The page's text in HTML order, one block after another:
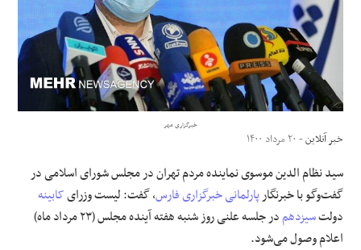
اجتماعی
حوادث
علوم و فن آوری
فرهنگی و هنری
مقالات
خبرگزاری مهر
خبر آنلاین- ۲۰ مرداد ۱۴۰۰
سید نظام الدین موسوی نماینده مردم تهران در مجلس شورای اسلامی در
گفت‌وگو با خبرنگارپارلمانیخبرگزاری فارس، گفت: لیست وزرایکابینه
دولتسیزدهم
در جلسه علنی روز شنبه هفته آینده مجلس (۲۳ مرداد ماه)
اعلام وصول می‌شود.